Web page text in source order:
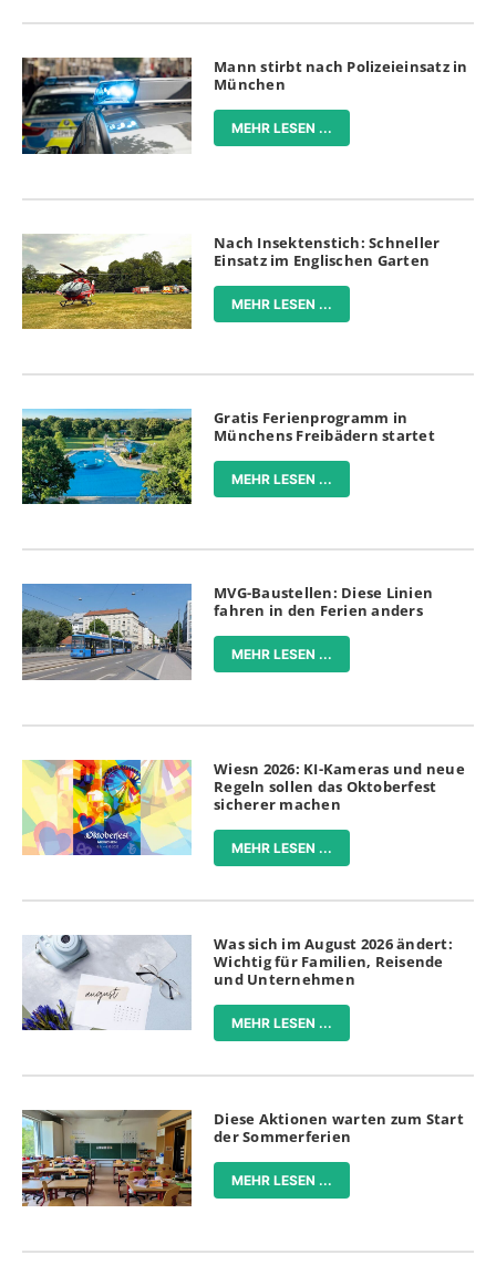
Mann stirbt nach Polizeieinsatz in
München
MEHR LESEN ...
Nach Insektenstich: Schneller
Einsatz im Englischen Garten
MEHR LESEN ...
Gratis Ferienprogramm in
Münchens Freibädern startet
MEHR LESEN ...
MVG-Baustellen: Diese Linien
fahren in den Ferien anders
MEHR LESEN ...
Wiesn 2026: KI-Kameras und neue
Regeln sollen das Oktoberfest
sicherer machen
MEHR LESEN ...
Was sich im August 2026 ändert:
Wichtig für Familien, Reisende
und Unternehmen
MEHR LESEN ...
Diese Aktionen warten zum Start
der Sommerferien
MEHR LESEN ...